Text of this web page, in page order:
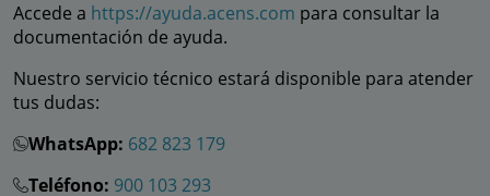
Accede a https://ayuda.acens.com para consultar la
documentación de ayuda.
Nuestro servicio técnico estará disponible para atender
tus dudas:
WhatsApp: 682 823 179
Teléfono: 900 103 293